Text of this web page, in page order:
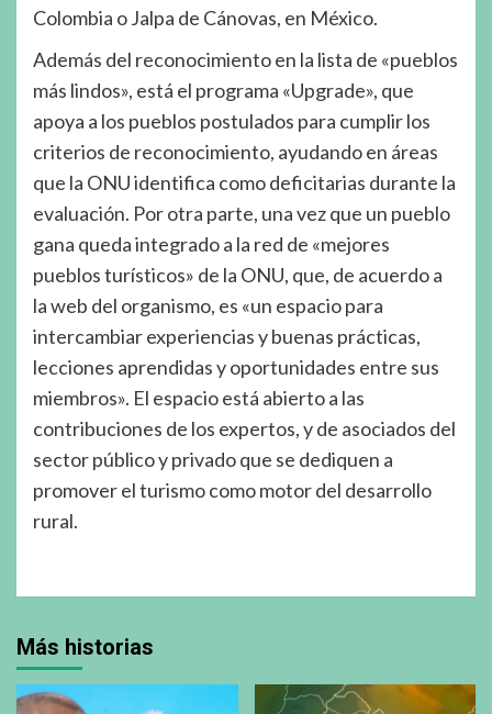
Colombia o Jalpa de Cánovas, en México.
Además del reconocimiento en la lista de «pueblos
más lindos», está el programa «Upgrade», que
apoya a los pueblos postulados para cumplir los
criterios de reconocimiento, ayudando en áreas
que la ONU identifica como deficitarias durante la
evaluación. Por otra parte, una vez que un pueblo
gana queda integrado a la red de «mejores
pueblos turísticos» de la ONU, que, de acuerdo a
la web del organismo, es «un espacio para
intercambiar experiencias y buenas prácticas,
lecciones aprendidas y oportunidades entre sus
miembros». El espacio está abierto a las
contribuciones de los expertos, y de asociados del
sector público y privado que se dediquen a
promover el turismo como motor del desarrollo
rural.
Más historias